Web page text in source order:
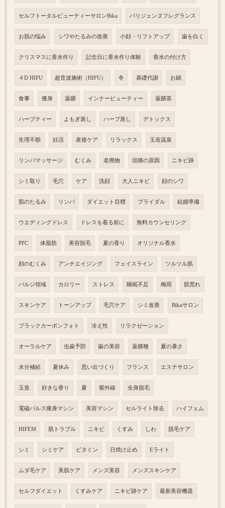
セルフトータルビューティーサロンBika パリジェンヌフレグランス
お肌の悩み シワやたるみの改善 小顔・リフトアップ 歯を白く
クリスマスに香水作り 記念日に香水作り体験 香水の付け方
４D HIFU 超音波施術（HIFU） 冬 基礎代謝 お鍋
食事 痩身 薬膳 インナービューティー 薬膳茶
ハーブティー よもぎ蒸し ハーブ蒸し デトックス
生理不順 妊活 産後ケア リラックス 玉造温泉
リンパマッサージ むくみ 老廃物 頭痛の原因 ニキビ跡
シミ取り 毛穴 ケア 洗顔 大人ニキビ 顔のシワ
肌のたるみ リンパ ダイエット目標 ブライダル 結婚準備
ウエディングドレス ドレスを着る前に 無料カウンセリング
PFC 体脂肪 美容脱毛 夏の香り オリジナル香水
顔のむくみ アンチエイジング フェイスライン ツルツル肌
バルジ領域 カロリー ストレス 睡眠不足 梅雨 肌荒れ
スキンケア トーンアップ 毛穴ケア シミ改善 Bikaサロン
ブラックカーボンフォト 冷え性 リラクゼーション
オーラルケア 虫歯予防 歯の美容 薬膳種 夏の暑さ
水分補給 夏休み 思い出づくり フランス エステサロン
玉造 好きな香り 夏 紫外線 全身脱毛
電磁パルス痩身マシン 美容マシン セルライト除去 ハイフェム
HIFEM 肌トラブル ニキビ くすみ しわ 脱毛ケア
シミ シミケア ビタミン 日焼け止め Eライト
ムダ毛ケア 美肌ケア メンズ美容 メンズスキンケア
セルフダイエット くすみケア ニキビ跡ケア 最新美容機器